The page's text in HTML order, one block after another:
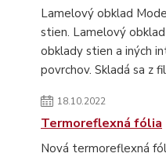
Lamelový obklad
stien. Lamelový
obklady stien a iných
povrchov. Skladá sa z
18.10.2022
Termoreflexná fólia
Nová termoreflexná